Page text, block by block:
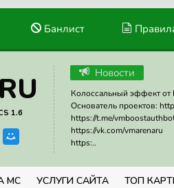
Банлист
RU
1.6
Новости
Колоссальный эффект от
Основатель проектов:
https://t.me/
https://vk.com/vmarenaru
https:..
МС УСЛУГИ САЙТА ТОП